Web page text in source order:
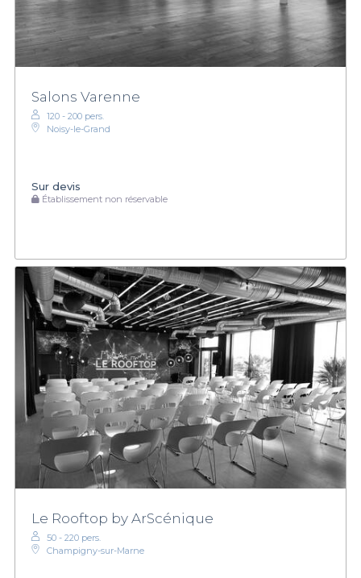
Salons Varenne
120 - 200 pers.
Noisy-le-Grand
Sur devis
Établissement non réservable
Le Rooftop by ArScénique
50 - 220 pers.
Champigny-sur-Marne